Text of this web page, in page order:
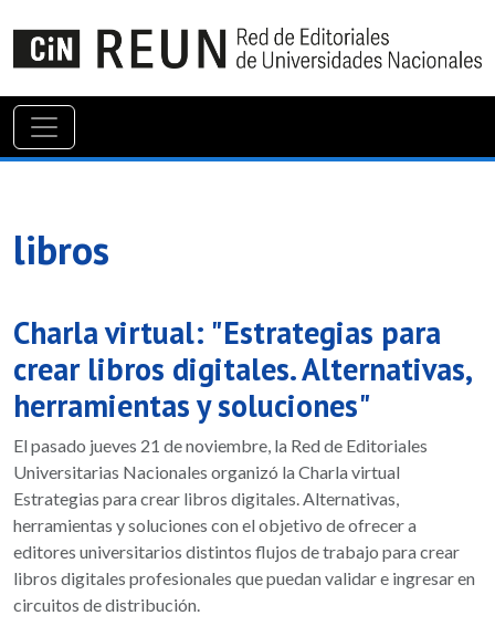
libros
Charla virtual: "Estrategias para
crear libros digitales. Alternativas,
herramientas y soluciones"
El pasado jueves 21 de noviembre, la Red de Editoriales
Universitarias Nacionales organizó la Charla virtual
Estrategias para crear libros digitales. Alternativas,
herramientas y soluciones con el objetivo de ofrecer a
editores universitarios distintos flujos de trabajo para crear
libros digitales profesionales que puedan validar e ingresar en
circuitos de distribución.